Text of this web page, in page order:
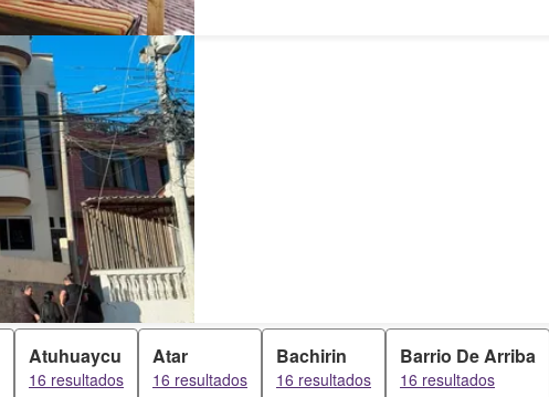
Atuhuaycu
16 resultados
Atar
16 resultados
Bachirin
16 resultados
Barrio De Arriba
16 resultados